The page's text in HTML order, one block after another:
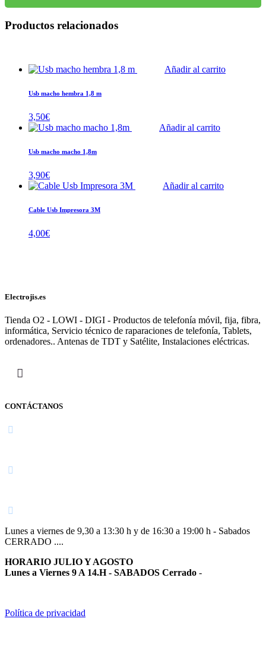
Productos relacionados
Añadir al carrito
Usb macho hembra 1,8 m
3,50€
Añadir al carrito
Usb macho macho 1,8m
3,90€
Añadir al carrito
Cable Usb Impresora 3M
4,00€
Electrojis.es
Tienda O2 - LOWI - DIGI - Productos de telefonía móvil, fija, fibra,
informática, Servicio técnico de raparaciones de telefonía, Tablets,
ordenadores.. Antenas de TDT y Satélite, Instalaciones eléctricas.
CONTÁCTANOS
Lunes a viernes de 9,30 a 13:30 h y de 16:30 a 19:00 h - Sabados
CERRADO ....
HORARIO JULIO Y AGOSTO
Lunes a Viernes 9 A 14.H - SABADOS Cerrado -
Política de privacidad